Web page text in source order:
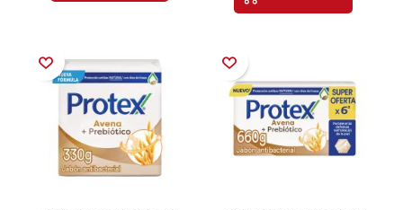
Añadir a la Lista de Deseos Añadir a la Lista de Deseos